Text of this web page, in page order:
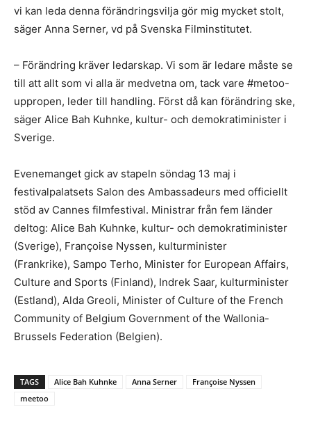
vi kan leda denna förändringsvilja gör mig mycket stolt,
säger Anna Serner, vd på Svenska Filminstitutet.
– Förändring kräver ledarskap. Vi som är ledare måste se
till att allt som vi alla är medvetna om, tack vare #metoo-
uppropen, leder till handling. Först då kan förändring ske,
säger Alice Bah Kuhnke, kultur- och demokratiminister i
Sverige.
Evenemanget gick av stapeln söndag 13 maj i
festivalpalatsets Salon des Ambassadeurs med officiellt
stöd av Cannes filmfestival. Ministrar från fem länder
deltog: Alice Bah Kuhnke, kultur- och demokratiminister
(Sverige), Françoise Nyssen, kulturminister
(Frankrike), Sampo Terho, Minister for European Affairs,
Culture and Sports (Finland), Indrek Saar, kulturminister
(Estland), Alda Greoli, Minister of Culture of the French
Community of Belgium Government of the Wallonia-
Brussels Federation (Belgien).
TAGS Alice Bah Kuhnke Anna Serner
Françoise Nyssen
meetoo